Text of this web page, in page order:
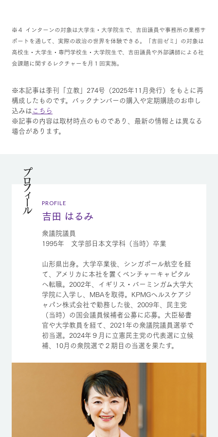
※４ インターンの対象は大学生・大学院生で、吉田議員や事務所の業務サ
ポートを通して、実際の政治の世界を体験できる。「吉田ゼミ」の対象は
高校生・大学生・専門学校生・大学院生で、吉田議員や外部講師による社
会課題に関するレクチャーを月１回実施。
※本記事は季刊「立教」274号（2025年11月発行）をもとに再
構成したものです。バックナンバーの購入や定期購読のお申し
込みはこちら
※記事の内容は取材時点のものであり、最新の情報とは異なる
場合があります。
プロフィール PROFILE
吉田 はるみ
衆議院議員
1995年 文学部日本文学科（当時）卒業
山形県出身。大学卒業後、シンガポール航空を経
て、アメリカに本社を置くベンチャーキャピタル
へ転職。2002年、イギリス・バーミンガム大学大
学院に入学し、MBAを取得。KPMGヘルスケアジ
ャパン株式会社で勤務した後、2009年、民主党
（当時）の国会議員候補者公募に応募。大臣秘書
官や大学教員を経て、2021年の衆議院議員選挙で
初当選。2024年９月に立憲民主党の代表選に立候
補、10月の衆院選で２期目の当選を果たす。